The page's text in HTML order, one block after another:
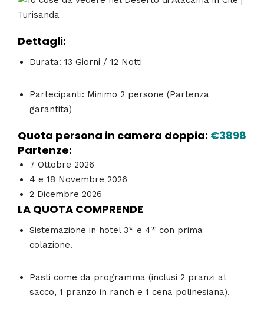
Dettagli:
Durata: 13 Giorni / 12 Notti
Partecipanti: Minimo 2 persone (Partenza
garantita)
Quota persona in camera doppia: €3898
Partenze:
7 Ottobre 2026
4 e 18 Novembre 2026
2 Dicembre 2026
LA QUOTA COMPRENDE
Sistemazione in hotel 3* e 4* con prima
colazione.
Pasti come da programma (inclusi 2 pranzi al
sacco, 1 pranzo in ranch e 1 cena polinesiana).